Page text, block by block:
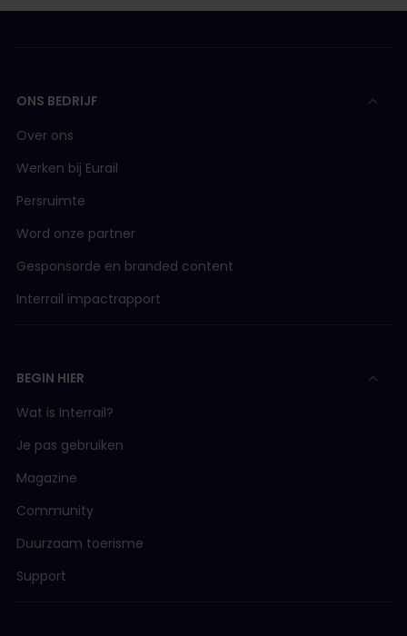
ONS BEDRIJF
Over ons
Werken bij Eurail
Persruimte
Word onze partner
Gesponsorde en branded content
Interrail impactrapport
BEGIN HIER
Wat is Interrail?
Je pas gebruiken
Magazine
Community
Duurzaam toerisme
Support